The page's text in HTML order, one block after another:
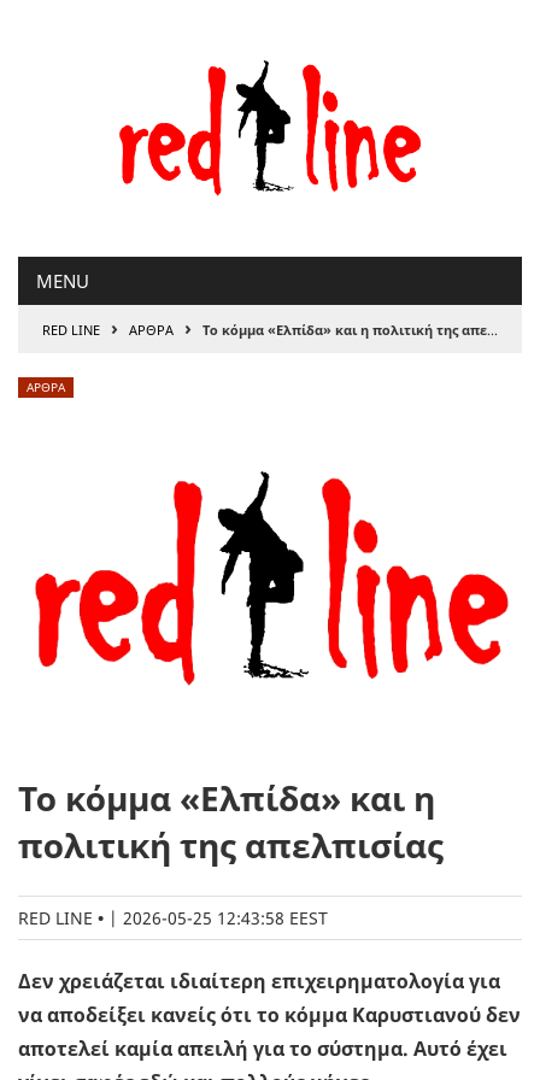
MENU
RED LINE › ΑΡΘΡΑ › Το κόμμα «Ελπίδα» και η πολιτική της απελπισίας
ΑΡΘΡΑ
Το κόμμα «Ελπίδα» και η
πολιτική της απελπισίας
RED LINE | 2026-05-25 12:43:58 EEST
Δεν χρειάζεται ιδιαίτερη επιχειρηματολογία για
να αποδείξει κανείς ότι το κόμμα Καρυστιανού δεν
αποτελεί καμία απειλή για το σύστημα. Αυτό έχει